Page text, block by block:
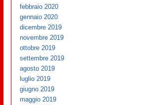
febbraio 2020
gennaio 2020
dicembre 2019
novembre 2019
ottobre 2019
settembre 2019
agosto 2019
luglio 2019
giugno 2019
maggio 2019